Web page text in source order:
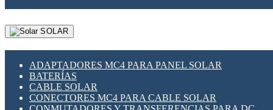
SOLAR
ADAPTADORES MC4 PARA PANEL SOLAR
BATERÍAS
CABLE SOLAR
CONECTORES MC4 PARA CABLE SOLAR